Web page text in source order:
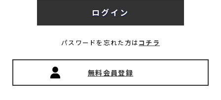
パスワードを忘れた方はコチラ
無料会員登録